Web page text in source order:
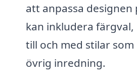
att anpassa
kan inkludera
till och med stilar som
övrig inredning.